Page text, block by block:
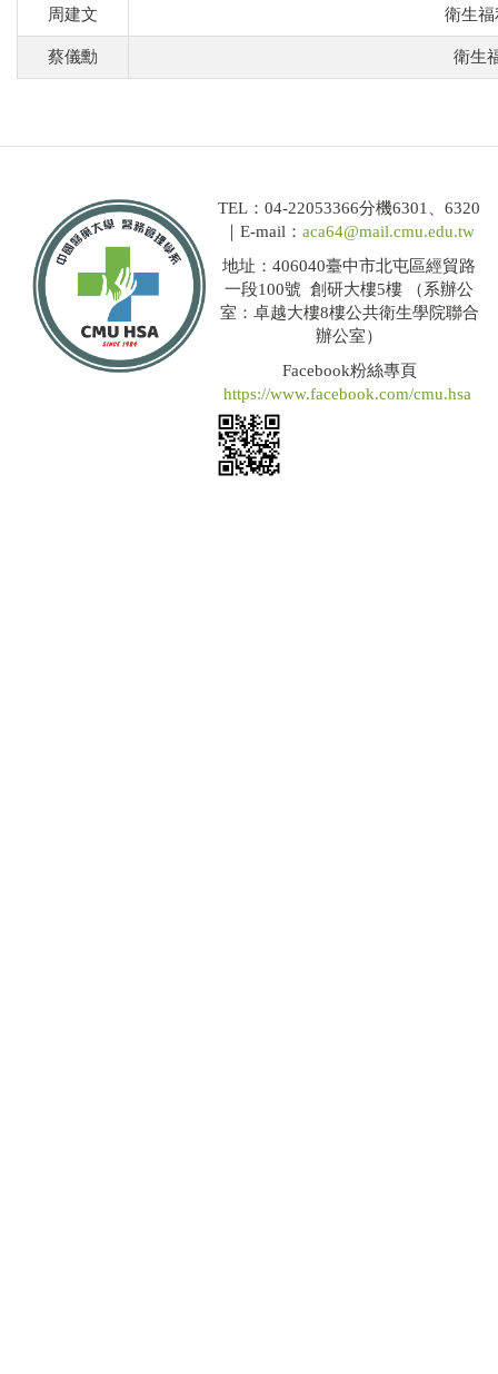
周建文 衛生
蔡儀勳 衛生
TEL：04-22053366分機6301、6320
｜E-mail： aca64@mail.cmu.edu.tw
地址：406040臺中市北屯區經貿路
一段100號 創研大樓5樓 （系辦公
室：卓越大樓8樓公共衛生學院聯合
辦公室）
Facebook粉絲專頁
https://www.facebook.com/cmu.hsa